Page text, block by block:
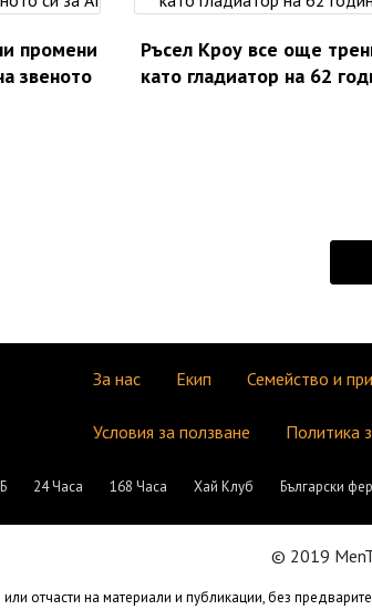
промени
звеното
Ръсел Кроу все още
като гладиатор на 62
За нас Екип Семейство и
Условия за ползване Политика
24 Часа 168 Часа Хай Клуб Български
© 2019
отчасти на материали и публикации, без